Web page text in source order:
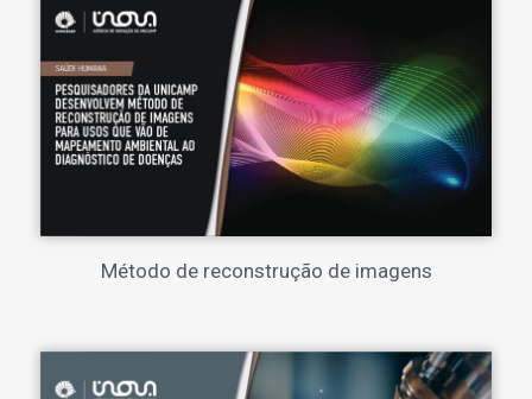
Método de reconstrução de imagens